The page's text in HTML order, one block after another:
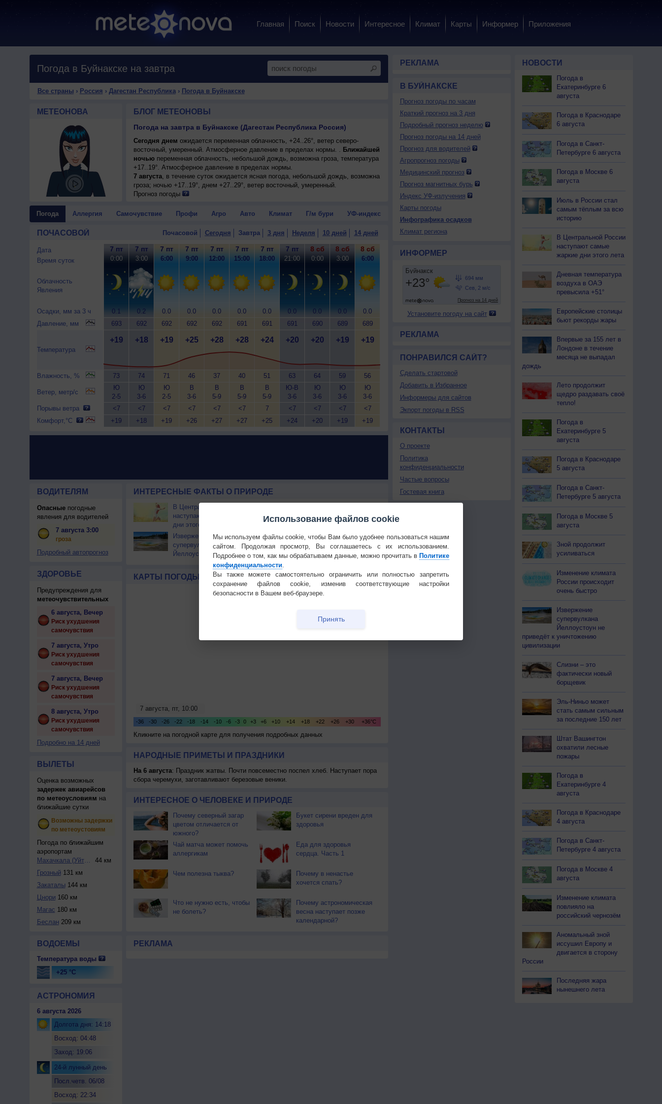
Главная Поиск Новости Интересное Климат Карты Информер Приложения
Погода в Буйнакске на завтра
Все страны › Россия › Дагестан Республика› Погода в Буйнакске
МЕТЕОНОВА БЛОГ МЕТЕОНОВЫ
Погода на завтра в Буйнакске (Дагестан Республика Россия)
Сегодня днем ожидается переменная облачность, +24..26°, ветер северо-
восточный, умеренный. Атмосферное давление в пределах нормы. . Ближайшей
ночьюпеременная облачность, небольшой дождь, возможна гроза, температура
+17..19°. Атмосферное давление в пределах нормы.
7 августа, в течение суток ожидается ясная погода, небольшой дождь, возможна
гроза; ночью +17..19°, днем +27..29°, ветер восточный, умеренный.
Прогноз погоды
Погода Аллергия Самочувствие Профи Агро Авто Климат Г/м бури УФ-индекс
ПОЧАСОВОЙ Почасовой Сегодня Завтра 3 дня Неделя 10 дней 14 дней
Дата
Время суток
Облачность
Явления
Осадки, мм за 3 ч
Давление, мм
Температура
Влажность, %
Ветер, метр/с
Порывы ветра
Комфорт,°C
7 пт
0:00
0.1
693
+19
73
Ю
2-5
<7
+19
7 пт
3:00
0.2
692
+18
74
Ю
3-6
<7
+18
7 пт
6:00
0.0
692
+19
71
Ю
2-5
<7
+19
7 пт
9:00
0.0
692
+25
46
В
3-6
<7
+26
7 пт
12:00
0.0
692
+28
37
В
5-9
<7
+27
7 пт
15:00
0.0
691
+28
40
В
5-9
<7
+27
7 пт
18:00
0.0
691
+24
51
В
5-9
7
+25
7 пт
21:00
0.0
691
+20
63
Ю-В
3-6
<7
+24
8 сб
0:00
0.0
690
+20
64
Ю
3-6
<7
+20
8 сб
3:00
0.0
689
+19
59
Ю
3-6
<7
+19
8 сб
6:00
0.0
689
+19
56
Ю
3-6
<7
+19
ВОДИТЕЛЯМ
Опасныепогодные
явления для водителей
7 августа 3:00
гроза
Подробный автопрогноз
ЗДОРОВЬЕ
Предупреждения для
метеочувствительных
6 августа, Вечер
Риск ухудшения
самочувствия
7 августа, Утро
Риск ухудшения
самочувствия
7 августа, Вечер
Риск ухудшения
самочувствия
8 августа, Утро
Риск ухудшения
самочувствия
Подробно на 14 дней
ВЫЛЕТЫ
Оценка возможных
задержек авиарейсов
по метеоусловиям на
ближайшие сутки
Возможны задержки
по метеоустовиям
Погода по ближайшим
аэропортам
Махачкала (Уйташ)
44 км
Грозный 131 км
Закаталы144 км
Цнори 160 км
Магас 180 км
Беслан 209 км
ВОДОЕМЫ
Температура воды
+25 °C
АСТРОНОМИЯ
6 августа 2026
Долгота дня: 14:18
Восход: 04:48
Заход: 19:06
24-й лунный день
Посл.четв. 06/08
Восход: 22:34
ИНТЕРЕСНЫЕ ФАКТЫ О ПРИРОДЕ
В Центральной России
наступают самые жаркие
дни этого лета
России происходит очень
Извержение
супервулкана
Йеллоустоун не приведёт
к уничтожению
Штат Вашингтон охватили
лесные пожары
КАРТЫ ПОГОДЫ Температура Облачность Осадки
Кликните на погодной карте для получения подробных данных
НАРОДНЫЕ ПРИМЕТЫ И ПРАЗДНИКИ
На 6 августа: Праздник жатвы. Почти повсеместно поспел хлеб. Наступает пора
сбора черемухи, заготавливают березовые веники.
ИНТЕРЕСНОЕ О ЧЕЛОВЕКЕ И ПРИРОДЕ
Почему северный загар
цветом отличается от
южного?
Букет сирени вреден для
здоровья
Чай матча может помочь
аллергикам
Еда для здоровья
сердца. Часть 1
Чем полезна тыква?
Почему в ненастье
хочется спать?
Что не нужно есть, чтобы
не болеть?
Почему астрономическая
весна наступает позже
календарной?
РЕКЛАМА
РЕКЛАМА
В БУЙНАКСКЕ
Прогноз погоды по часам
Краткий прогноз на 3 дня
Подробный прогноз неделю
Прогноз погоды на 14 дней
Прогноз для водителей
Агропрогноз погоды
Медицинский прогноз
Прогноз магнитных бурь
Индекс УФ-излучения
Карты погоды
Инфографика осадков
Климат региона
ИНФОРМЕР
Установите погоду на сайт
РЕКЛАМА
ПОНРАВИЛСЯ САЙТ?
Сделать стартовой
Добавить в Избранное
Информеры для сайтов
Экпорт погоды в RSS
КОНТАКТЫ
О проекте
Политика
конфиденциальности
Частые вопросы
Гостевая книга
НОВОСТИ
Погода в
Екатеринбурге 6
августа
Погода в Краснодаре
6 августа
Погода в Санкт-
Петербурге 6 августа
Погода в Москве 6
августа
Июль в России стал
самым тёплым за всю
историю
В Центральной России
наступают самые
жаркие дни этого лета
Дневная температура
воздуха в ОАЭ
превысила +51°
Европейские столицы
бьют рекорды жары
Впервые за 155 лет в
Лондоне в течение
месяца не выпадал
дождь
Лето продолжит
щедро раздавать своё
тепло!
Погода в
Екатеринбурге 5
августа
Погода в Краснодаре
5 августа
Погода в Санкт-
Петербурге 5 августа
Погода в Москве 5
августа
Зной продолжит
усиливаться
Изменение климата
России происходит
очень быстро
Извержение
супервулкана
Йеллоустоун не
приведёт к уничтожению
цивилизации
Слизни – это
фактически новый
борщевик
Эль-Ниньо может
стать самым сильным
за последние 150 лет
Штат Вашингтон
охватили лесные
пожары
Погода в
Екатеринбурге 4
августа
Погода в Краснодаре
4 августа
Погода в Санкт-
Петербурге 4 августа
Погода в Москве 4
августа
Изменение климата
повлияло на
российский чернозём
Аномальный зной
иссушил Европу и
двигается в сторону
России
Последняя жара
нынешнего лета
Использование файлов cookie
Мы используем файлы cookie, чтобы Вам было удобнее пользоваться нашим
сайтом. Продолжая просмотр, Вы соглашаетесь с их использованием.
Подробнее о том, как мы обрабатываем данные, можно прочитать в Политике
конфиденциальности.
Вы также можете самостоятельно ограничить или полностью запретить
сохранение файлов cookie, изменив соответствующие настройки
безопасности в Вашем веб-браузере.
Принять